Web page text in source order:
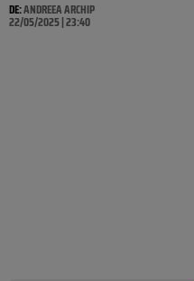
DE:ANDREEA ARCHIP
22/05/2025 | 23:40